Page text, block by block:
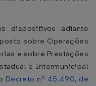
dispositivos adiante
sobre Operações
e sobre Prestações
e Intermunicipal
Decreto nº 45.490, de